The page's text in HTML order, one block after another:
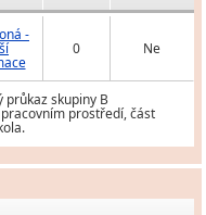
-
0 Ne
průkaz skupiny B
prostředí, část